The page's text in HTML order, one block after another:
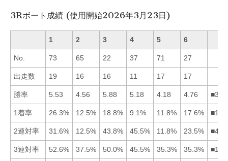
3Rボート成績 (使用開始2026年3月23日)
1 2 3 4 5 6
No. 73 65 22 37 71 27
出走数 19 16 16 11 17 17
勝率 5.53 4.56 5.88 5.18 4.18 4.76
1着率 26.3% 12.5% 18.8% 9.1% 11.8% 17.6%
2連対率 31.6% 12.5% 43.8% 45.5% 11.8% 23.5%
3連対率 52.6% 37.5% 50.0% 45.5% 35.3% 35.3%